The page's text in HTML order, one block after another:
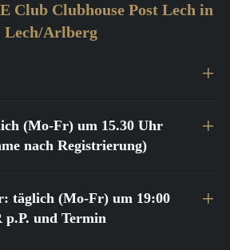
Club Clubhouse Post Lech in
Lech/Arlberg
(Mo-Fr) um 15.30 Uhr
nach Registrierung)
täglich (Mo-Fr) um 19:00
p.P. und Termin